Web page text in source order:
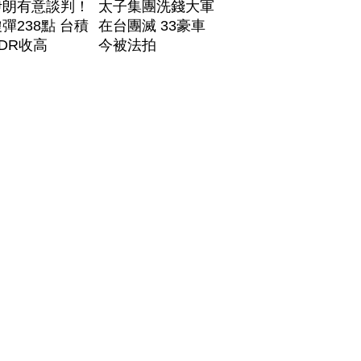
有意談判！
238點 台積
收高
太子集團洗錢大軍
在台團滅 33豪車
今被法拍